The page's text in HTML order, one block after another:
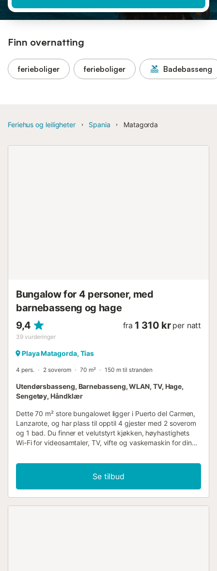
Finn overnatting
ferieboliger ferieboliger Badebasseng
Feriehus og leiligheter Spania Matagorda
Bungalow for 4 personer, med
barnebasseng og hage
9,4
39 vurderinger
fra 1 310 kr per natt
Playa Matagorda, Tías
4 pers. 2 soverom 70 m² 150 m til stranden
Utendørsbasseng, Barnebasseng, WLAN, TV, Hage,
Sengetøy, Håndklær
Dette 70 m² store bungalowet ligger i Puerto del Carmen,
Lanzarote, og har plass til opptil 4 gjester med 2 soverom
og 1 bad. Du finner et velutstyrt kjøkken, høyhastighets
Wi-Fi for videosamtaler, TV, vifte og vaskemaskin for din
inkluderer familievennlige fasiliteter som babyseng,
barnestol og badehåndklær. Gå ut for å nyte din private
hage, overbygd terrasse og utendørs terrasse hvor du kan
slappe av mens du nyter havutsikten. Det felles
Se tilbud